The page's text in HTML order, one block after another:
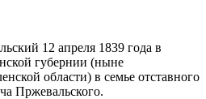
12 апреля 1839 года в
губернии (ныне
области) в семье отставного
Пржевальского.